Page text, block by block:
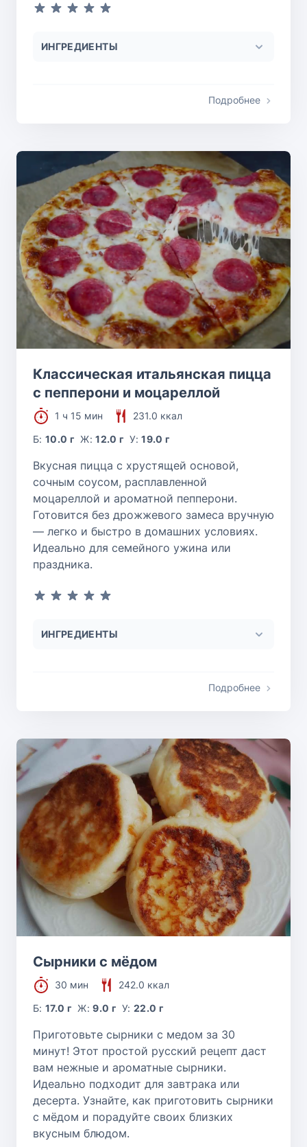
ИНГРЕДИЕНТЫ
Подробнее
Классическая итальянская пицца
с пепперони и моцареллой
1 ч 15 мин
231.0 ккал
Б:10.0 г Ж:12.0 г У:19.0 г
Вкусная пицца с хрустящей основой,
сочным соусом, расплавленной
моцареллой и ароматной пепперони.
Готовится без дрожжевого замеса вручную
— легко и быстро в домашних условиях.
Идеально для семейного ужина или
праздника.
ИНГРЕДИЕНТЫ
Подробнее
Сырники с мёдом
30 мин
242.0 ккал
Б:17.0 г Ж:9.0 г У:22.0 г
Приготовьте сырники с медом за 30
минут! Этот простой русский рецепт даст
вам нежные и ароматные сырники.
Идеально подходит для завтрака или
десерта. Узнайте, как приготовить сырники
с мёдом и порадуйте своих близких
вкусным блюдом.